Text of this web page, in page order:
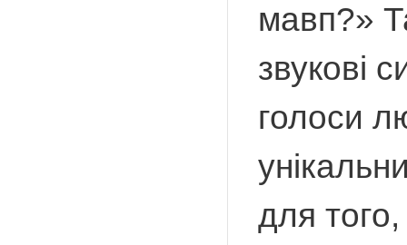
мавп?»
звукові
голоси
для